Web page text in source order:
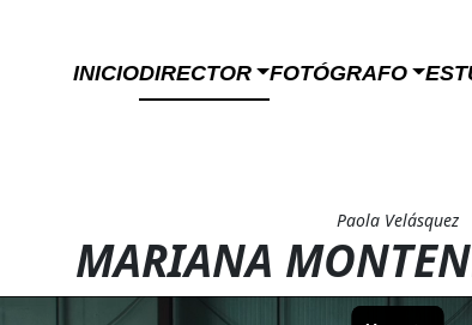
INICIODIRECTOR FOTÓGRAFO
Paola Velásquez
MARIANA